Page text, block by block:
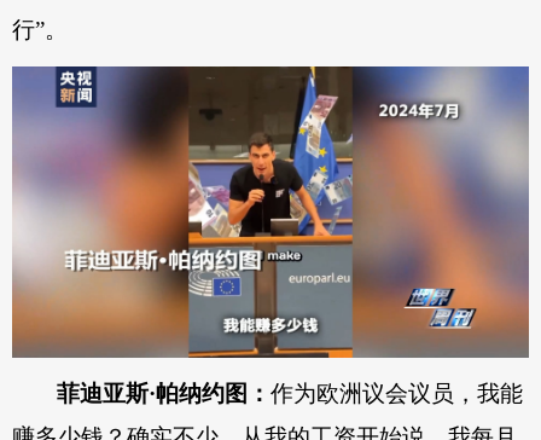
行”。
菲迪亚斯·帕纳约图：作为欧洲议会议员，我能